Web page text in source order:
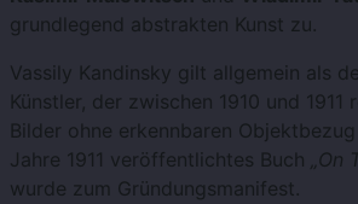
grundlegend abstrakten Kunst zu.
Vassily Kandinsky gilt allgemein als
Künstler, der zwischen 1910 und 1911
Bilder ohne erkennbaren
Jahre 1911 veröffentlichtes Buch
wurde zum Gründungsmanifest.